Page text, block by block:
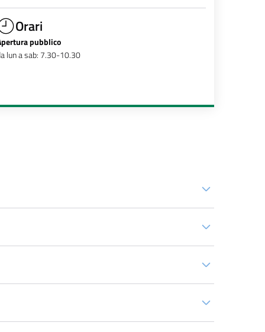
Orari
pubblico
lun a sab: 7.30-10.30